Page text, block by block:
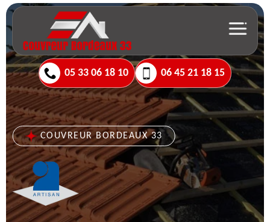
05 33 06 18 10 06 45 21 18 15
COUVREUR BORDEAUX 33